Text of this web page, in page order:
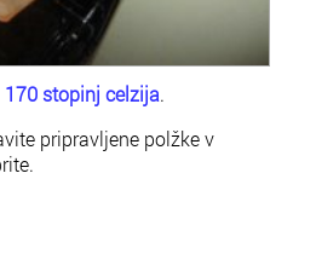
170 stopinj celzija.
pripravljene polžke v